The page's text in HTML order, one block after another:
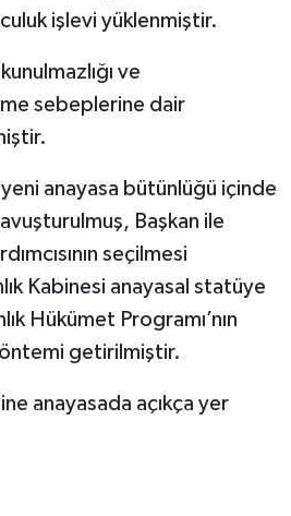
işlevi yüklenmiştir.
ve
sebeplerine dair
anayasa bütünlüğü içinde
Başkan ile
seçilmesi
Kabinesi anayasal statüye
Hükümet Programı’nın
getirilmiştir.
anayasada açıkça yer